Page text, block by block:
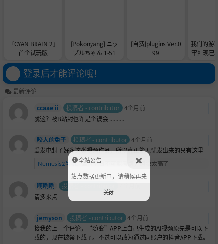
『CYAN BRAIN 2』
首个试玩版
[Pokonyang] ニッ
プルちゃん 1-51
[自费]plugins Ver.0
99
我们的游
牢》现已
登录后才能评论哦！
最新评论
ccaaeiii
投稿者 - contributor 4个月前
就这？被B站封也许是个误会...........
咬人的兔子 投稿者 - contributor 4个月前
爱发电封了好多这类视频作品，所以真正能无忧发出来的只有这里
Nemesis2号机: 国内平台不可能考虑，风险太高了
啊咧咧 投稿者 - contributor
请多来点
jemyson 投稿者 - contributor 4个月前
接我的上一个评论，“随变”APP上自己生成的AI视频原先是可以下
载的，现在被禁下载了。不过可以改为通过同账户的抖音APP下载。
全站公告
站点数据更新中，请稍候再来
关闭